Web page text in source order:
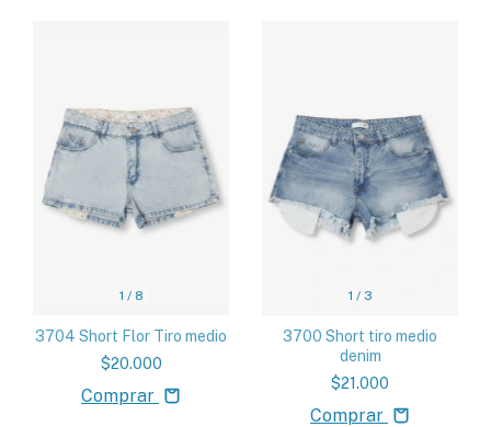
1 / 8
3704 Short Flor Tiro medio
$20.000
Comprar
1 / 3
3700 Short tiro medio
denim
$21.000
Comprar